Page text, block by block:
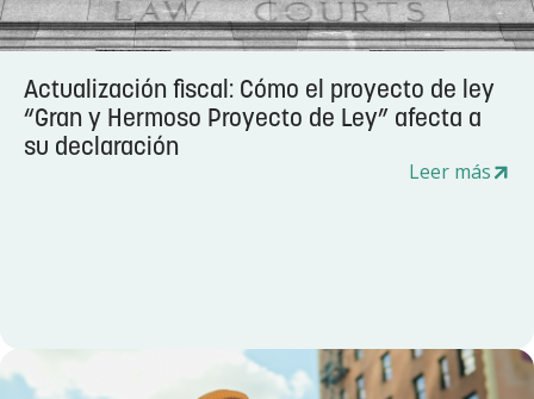
Actualización fiscal: Cómo el proyecto de ley
“Gran y Hermoso Proyecto de Ley” afecta a
su declaración
Leer más